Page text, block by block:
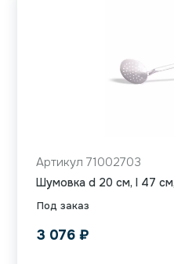
Под заказ
Артикул 71002703
Шумовка d 20 см, l 47
3 076 ₽